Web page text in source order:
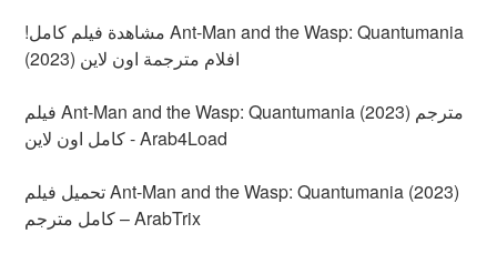
!مشاهدة فيلم كامل Ant-Man and the Wasp: Quantumania
(2023) افلام مترجمة اون لاين
فيلم Ant-Man and the Wasp: Quantumania (2023) مترجم
كامل اون لاين - Arab4Load
تحميل فيلم Ant-Man and the Wasp: Quantumania (2023)
كامل مترجم – ArabTrix